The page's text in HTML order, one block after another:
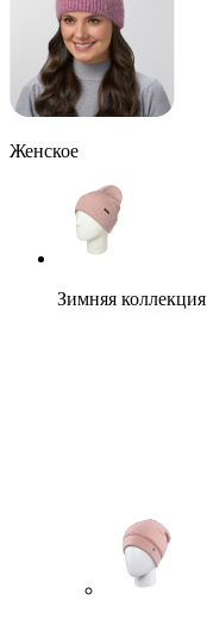
Женское
Зимняя коллекция